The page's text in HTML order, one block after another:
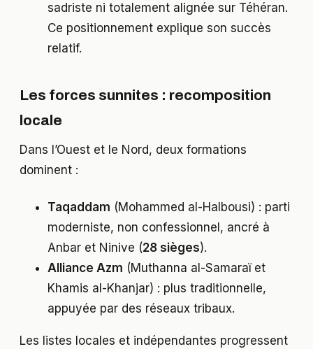
sadriste ni totalement alignée sur Téhéran.
Ce positionnement explique son succès
relatif.
Les forces sunnites : recomposition
locale
Dans l’Ouest et le Nord, deux formations
dominent :
Taqaddam (Mohammed al-Halbousi) : parti
moderniste, non confessionnel, ancré à
Anbar et Ninive (28 sièges).
Alliance Azm (Muthanna al-Samaraï et
Khamis al-Khanjar) : plus traditionnelle,
appuyée par des réseaux tribaux.
Les listes locales et indépendantes progressent